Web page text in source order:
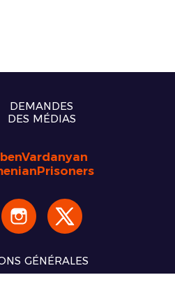
DEMANDES
DES MÉDIAS
GÉNÉRALES